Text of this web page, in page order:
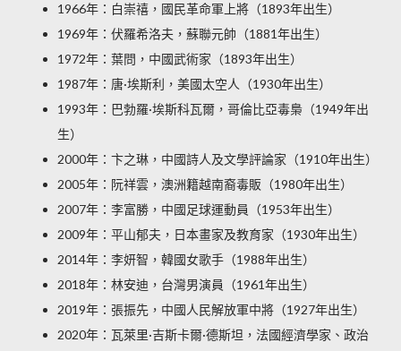
1966年：白崇禧，國民革命軍上將（1893年出生）
1969年：伏羅希洛夫，蘇聯元帥（1881年出生）
1972年：葉問，中國武術家（1893年出生）
1987年：唐·埃斯利，美國太空人（1930年出生）
1993年：巴勃羅·埃斯科瓦爾，哥倫比亞毒梟（1949年出
生）
2000年：卞之琳，中國詩人及文學評論家（1910年出生）
2005年：阮祥雲，澳洲籍越南裔毒販（1980年出生）
2007年：李富勝，中國足球運動員（1953年出生）
2009年：平山郁夫，日本畫家及教育家（1930年出生）
2014年：李妍智，韓國女歌手（1988年出生）
2018年：林安迪，台灣男演員（1961年出生）
2019年：張振先，中國人民解放軍中將（1927年出生）
2020年：瓦萊里·吉斯卡爾·德斯坦，法國經濟學家、政治